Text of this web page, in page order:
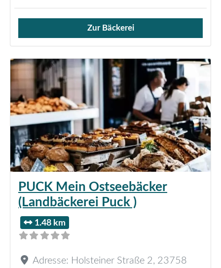
Verkauf von Brötchen,
Zur Bäckerei
PUCK Mein Ostseebäcker
(Landbäckerei Puck )
1.48 km
Adresse: Holsteiner Straße 2, 23758